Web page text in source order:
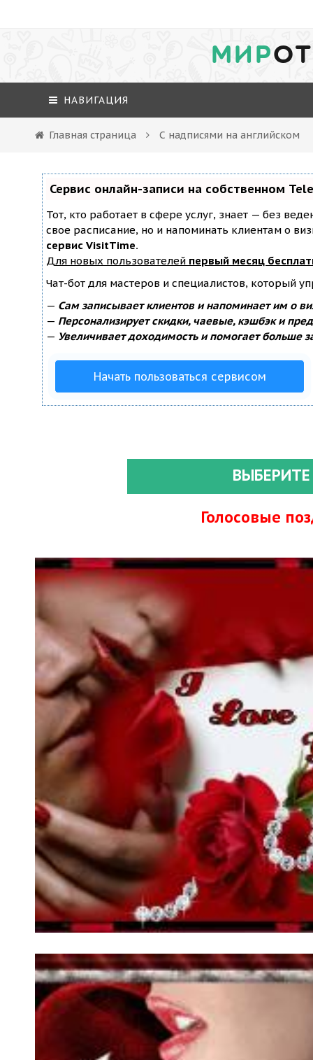
МИР
НАВИГАЦИЯ
Главная страница С надписями на английском
Сервис онлайн-записи на собственном
Тот, кто работает в сфере услуг, знает — без
свое расписание, но и напоминать клиентам о
сервис VisitTime.
Для новых пользователей первый месяц
Чат-бот для мастеров и специалистов, который
— Сам записывает клиентов и напоминает им о
— Персонализирует скидки, чаевые, кэшбэк и
— Увеличивает доходимость и помогает больше
Начать пользоваться сервисом
Голосовые